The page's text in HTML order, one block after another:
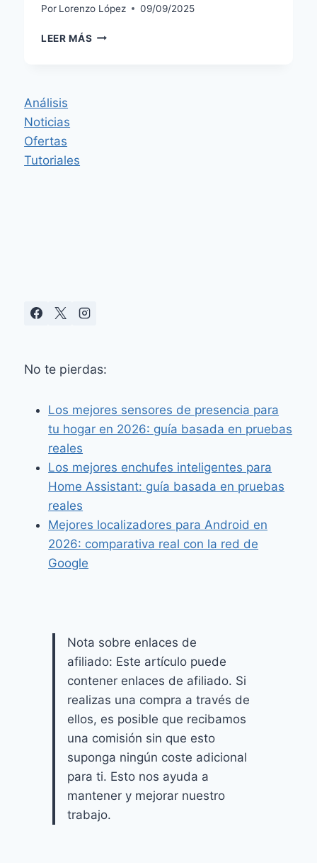
Por Lorenzo López 09/09/2025
LEER MÁS DYSON
Análisis
Noticias
Ofertas
Tutoriales
No te pierdas:
Los mejores sensores de presencia para
tu hogar en 2026: guía basada en pruebas
reales
Los mejores enchufes inteligentes para
Home Assistant: guía basada en pruebas
reales
Mejores localizadores para Android en
2026: comparativa real con la red de
Google
Nota sobre enlaces de
afiliado: Este artículo puede
contener enlaces de afiliado. Si
realizas una compra a través de
ellos, es posible que recibamos
una comisión sin que esto
suponga ningún coste adicional
para ti. Esto nos ayuda a
mantener y mejorar nuestro
trabajo.